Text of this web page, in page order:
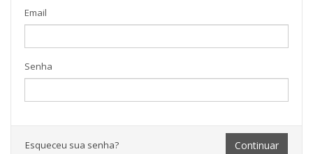
Email
Senha
Esqueceu sua senha?